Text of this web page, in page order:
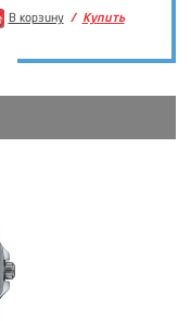
В корзину Купить